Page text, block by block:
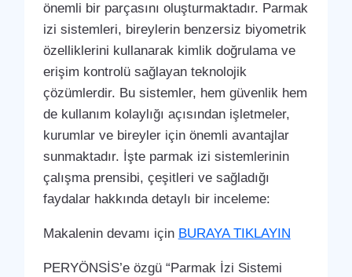
önemli bir parçasını oluşturmaktadır. Parmak
izi sistemleri, bireylerin benzersiz biyometrik
özelliklerini kullanarak kimlik doğrulama ve
erişim kontrolü sağlayan teknolojik
çözümlerdir. Bu sistemler, hem güvenlik hem
de kullanım kolaylığı açısından işletmeler,
kurumlar ve bireyler için önemli avantajlar
sunmaktadır. İşte parmak izi sistemlerinin
çalışma prensibi, çeşitleri ve sağladığı
faydalar hakkında detaylı bir inceleme:
Makalenin devamı için BURAYA TIKLAYIN
PERYÖNSİS’e özgü “Parmak İzi Sistemi